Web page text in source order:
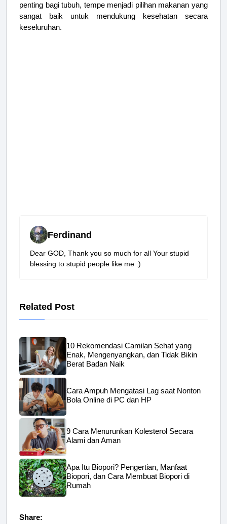
penting bagi tubuh, tempe menjadi pilihan makanan yang
sangat baik untuk mendukung kesehatan secara
keseluruhan.
Ferdinand
Dear GOD, Thank you so much for all Your stupid
blessing to stupid people like me :)
Related Post
10 Rekomendasi Camilan Sehat yang
Enak, Mengenyangkan, dan Tidak Bikin
Berat Badan Naik
Cara Ampuh Mengatasi Lag saat Nonton
Bola Online di PC dan HP
9 Cara Menurunkan Kolesterol Secara
Alami dan Aman
Apa Itu Biopori? Pengertian, Manfaat
Biopori, dan Cara Membuat Biopori di
Rumah
Share: